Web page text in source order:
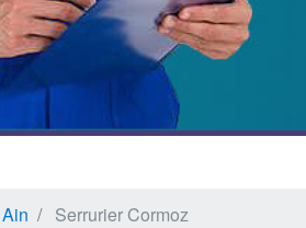
Serrurier Cormoz